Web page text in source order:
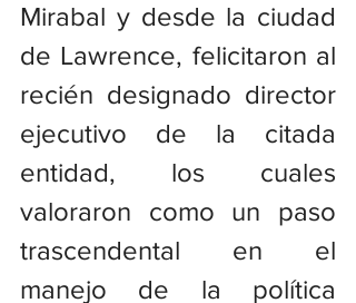
Mirabal y desde la ciudad
de Lawrence, felicitaron al
recién designado director
ejecutivo de la citada
entidad, los cuales
valoraron como un paso
trascendental en el
manejo de la política